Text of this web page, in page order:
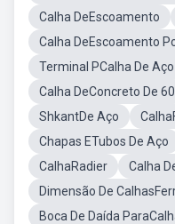
Calha DeEscoamento
Calha DeEscoamento
Terminal PCalha De
Calha DeConcreto De 60
ShkantDe Aço
Chapas ETubos De Aço
CalhaRadier
Calha
Dimensão De
Boca De Daída